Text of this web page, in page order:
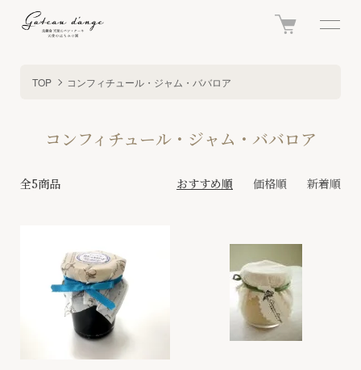
TOP コンフィチュール・ジャム・ババロア
コンフィチュール・ジャム・ババロア
全5商品 おすすめ順 価格順 新着順